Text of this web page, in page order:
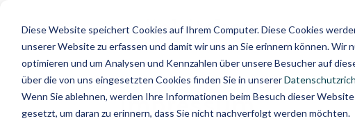
Diese Website speichert Cookies auf Ihrem Computer. Diese Cookies
unserer Website zu erfassen und damit wir uns an Sie erinnern können.
optimieren und um Analysen und Kennzahlen über unsere Besucher auf
über die von uns eingesetzten Cookies finden Sie in unserer
Wenn Sie ablehnen, werden Ihre Informationen beim Besuch dieser
gesetzt, um daran zu erinnern, dass Sie nicht nachverfolgt werden möchten.
Inhalt
springen
Impressum